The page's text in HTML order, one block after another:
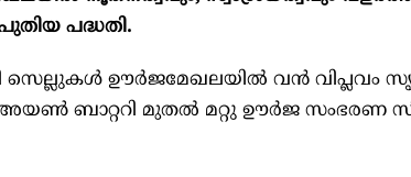
പദ്ധതി.
സെല്ലുകള്‍ ഊര്‍ജമേഖലയില്‍ വന്‍ വിപ്ലവം
അയണ്‍ ബാറ്ററി മുതല്‍ മറ്റു ഊര്‍ജ സംഭരണ